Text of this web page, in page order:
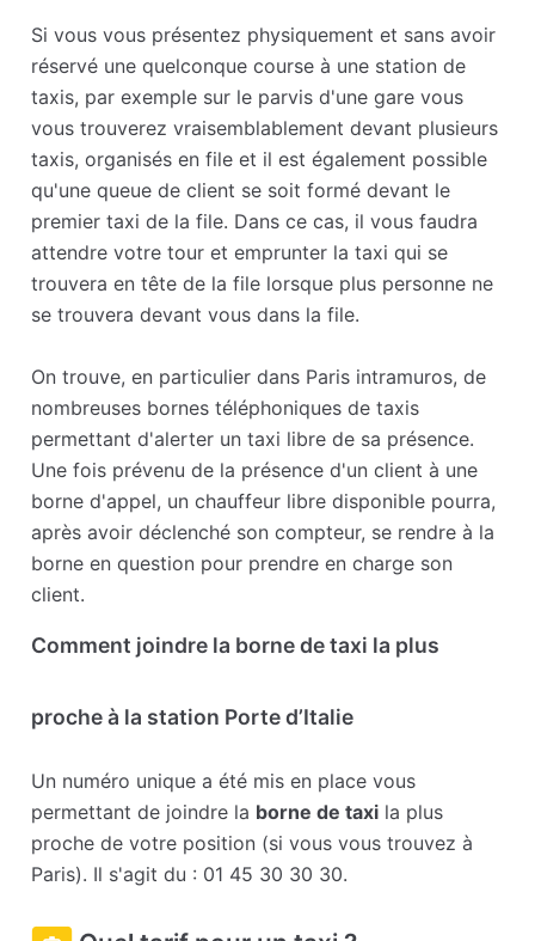
Si vous vous présentez physiquement et sans avoir
réservé une quelconque course à une station de
taxis, par exemple sur le parvis d'une gare vous
vous trouverez vraisemblablement devant plusieurs
taxis, organisés en file et il est également possible
qu'une queue de client se soit formé devant le
premier taxi de la file. Dans ce cas, il vous faudra
attendre votre tour et emprunter la taxi qui se
trouvera en tête de la file lorsque plus personne ne
se trouvera devant vous dans la file.
On trouve, en particulier dans Paris intramuros, de
nombreuses bornes téléphoniques de taxis
permettant d'alerter un taxi libre de sa présence.
Une fois prévenu de la présence d'un client à une
borne d'appel, un chauffeur libre disponible pourra,
après avoir déclenché son compteur, se rendre à la
borne en question pour prendre en charge son
client.
Comment joindre la borne de taxi la plus
proche à la station Porte d’Italie
Un numéro unique a été mis en place vous
permettant de joindre la borne de taxi la plus
proche de votre position (si vous vous trouvez à
Paris). Il s'agit du : 01 45 30 30 30.